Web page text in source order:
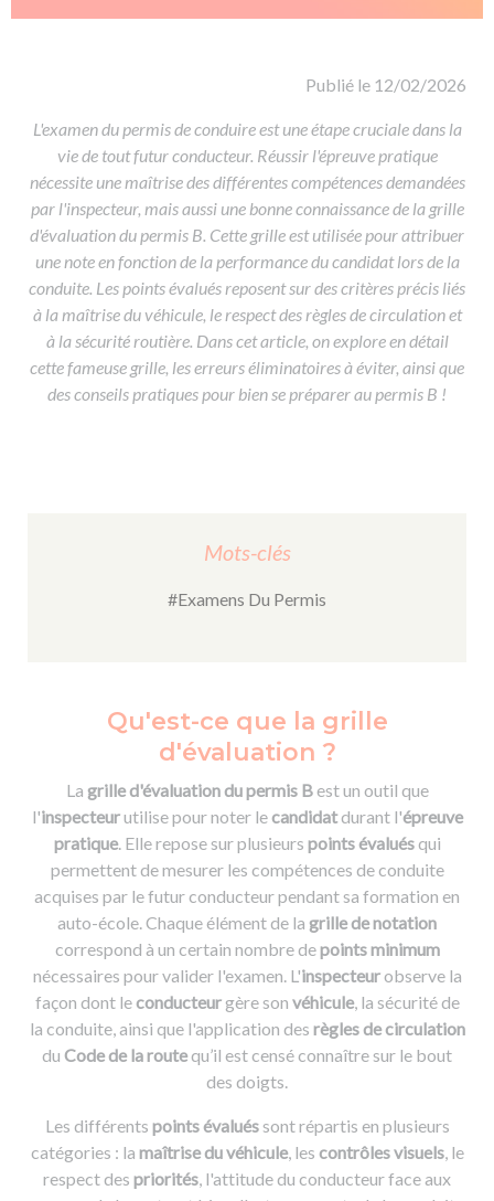
Formations pro.
Formation CACES
Devenir enseignant de la conduite
Publié le 12/02/2026
L'examen du permis de conduire est une étape cruciale dans la
vie de tout futur conducteur. Réussir l'épreuve pratique
nécessite une maîtrise des différentes compétences demandées
par l'inspecteur, mais aussi une bonne connaissance de la grille
d'évaluation du permis B. Cette grille est utilisée pour attribuer
une note en fonction de la performance du candidat lors de la
conduite. Les points évalués reposent sur des critères précis liés
à la maîtrise du véhicule, le respect des règles de circulation et
à la sécurité routière. Dans cet article, on explore en détail
cette fameuse grille, les erreurs éliminatoires à éviter, ainsi que
des conseils pratiques pour bien se préparer au permis B !
Mots-clés
#Examens Du Permis
Qu'est-ce que la grille
d'évaluation ?
La grille d'évaluation du permis Best un outil que
l'inspecteurutilise pour noter lecandidatdurant l'épreuve
pratique. Elle repose sur plusieurs points évaluésqui
permettent de mesurer les compétences de conduite
acquises par le futur conducteur pendant sa formation en
auto-école. Chaque élément de la grille de notation
correspond à un certain nombre depoints minimum
nécessaires pour valider l'examen. L'inspecteurobserve la
façon dont leconducteurgère son véhicule, la sécurité de
la conduite, ainsi que l'application des règles de circulation
du Code de la route qu’il est censé connaître sur le bout
des doigts.
Les différents points évalués sont répartis en plusieurs
catégories : la maîtrise du véhicule, les contrôles visuels, le
respect des priorités, l'attitude du conducteur face aux